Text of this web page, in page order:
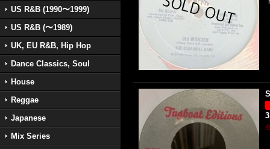
US R&B (1990〜1999)
US R&B (〜1989)
UK, EU R&B, Hip Hop
Dance Classics, Soul
House
Reggae
Japanese
Mix Series